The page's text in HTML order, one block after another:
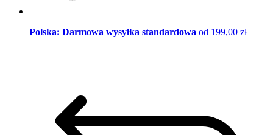
Polska: Darmowa wysyłka standardowa od 199,00 zł